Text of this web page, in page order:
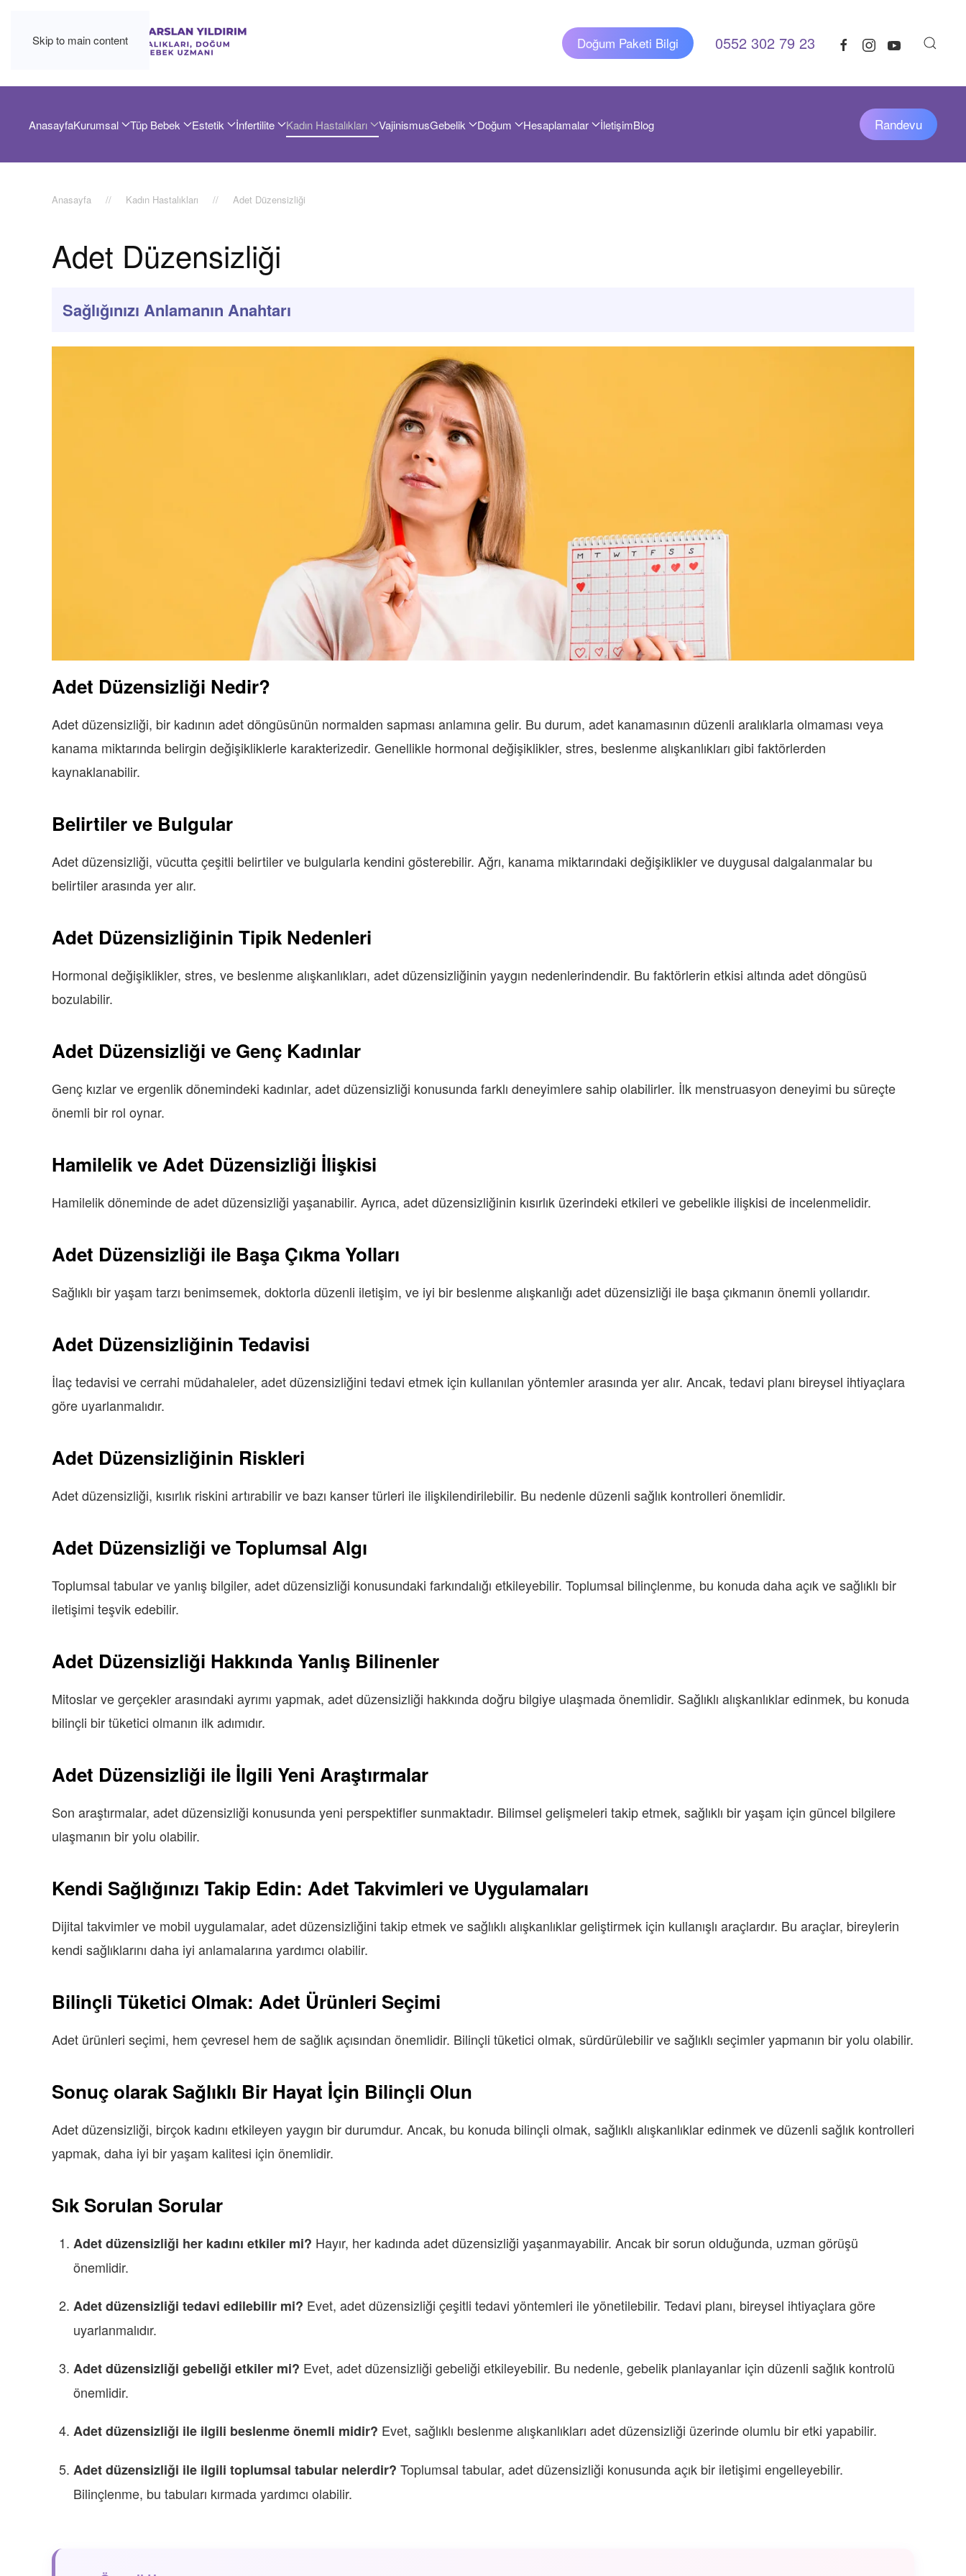
Skip to main content Doğum Paketi Bilgi 0552 302 79 23
AnasayfaKurumsal Tüp Bebek Estetik İnfertilite Kadın Hastalıkları VajinismusGebelik Doğum Hesaplamalar İletişimBlog Randevu
Anasayfa Kadın Hastalıkları Adet Düzensizliği
Adet Düzensizliği
Sağlığınızı Anlamanın Anahtarı
Adet Düzensizliği Nedir?
Adet düzensizliği, bir kadının adet döngüsünün normalden sapması anlamına gelir. Bu durum, adet kanamasının düzenli aralıklarla olmaması veya
kanama miktarında belirgin değişikliklerle karakterizedir. Genellikle hormonal değişiklikler, stres, beslenme alışkanlıkları gibi faktörlerden
kaynaklanabilir.
Belirtiler ve Bulgular
Adet düzensizliği, vücutta çeşitli belirtiler ve bulgularla kendini gösterebilir. Ağrı, kanama miktarındaki değişiklikler ve duygusal dalgalanmalar bu
belirtiler arasında yer alır.
Adet Düzensizliğinin Tipik Nedenleri
Hormonal değişiklikler, stres, ve beslenme alışkanlıkları, adet düzensizliğinin yaygın nedenlerindendir. Bu faktörlerin etkisi altında adet döngüsü
bozulabilir.
Adet Düzensizliği ve Genç Kadınlar
Genç kızlar ve ergenlik dönemindeki kadınlar, adet düzensizliği konusunda farklı deneyimlere sahip olabilirler. İlk menstruasyon deneyimi bu süreçte
önemli bir rol oynar.
Hamilelik ve Adet Düzensizliği İlişkisi
Hamilelik döneminde de adet düzensizliği yaşanabilir. Ayrıca, adet düzensizliğinin kısırlık üzerindeki etkileri ve gebelikle ilişkisi de incelenmelidir.
Adet Düzensizliği ile Başa Çıkma Yolları
Sağlıklı bir yaşam tarzı benimsemek, doktorla düzenli iletişim, ve iyi bir beslenme alışkanlığı adet düzensizliği ile başa çıkmanın önemli yollarıdır.
Adet Düzensizliğinin Tedavisi
İlaç tedavisi ve cerrahi müdahaleler, adet düzensizliğini tedavi etmek için kullanılan yöntemler arasında yer alır. Ancak, tedavi planı bireysel ihtiyaçlara
göre uyarlanmalıdır.
Adet Düzensizliğinin Riskleri
Adet düzensizliği, kısırlık riskini artırabilir ve bazı kanser türleri ile ilişkilendirilebilir. Bu nedenle düzenli sağlık kontrolleri önemlidir.
Adet Düzensizliği ve Toplumsal Algı
Toplumsal tabular ve yanlış bilgiler, adet düzensizliği konusundaki farkındalığı etkileyebilir. Toplumsal bilinçlenme, bu konuda daha açık ve sağlıklı bir
iletişimi teşvik edebilir.
Adet Düzensizliği Hakkında Yanlış Bilinenler
Mitoslar ve gerçekler arasındaki ayrımı yapmak, adet düzensizliği hakkında doğru bilgiye ulaşmada önemlidir. Sağlıklı alışkanlıklar edinmek, bu konuda
bilinçli bir tüketici olmanın ilk adımıdır.
Adet Düzensizliği ile İlgili Yeni Araştırmalar
Son araştırmalar, adet düzensizliği konusunda yeni perspektifler sunmaktadır. Bilimsel gelişmeleri takip etmek, sağlıklı bir yaşam için güncel bilgilere
ulaşmanın bir yolu olabilir.
Kendi Sağlığınızı Takip Edin: Adet Takvimleri ve Uygulamaları
Dijital takvimler ve mobil uygulamalar, adet düzensizliğini takip etmek ve sağlıklı alışkanlıklar geliştirmek için kullanışlı araçlardır. Bu araçlar, bireylerin
kendi sağlıklarını daha iyi anlamalarına yardımcı olabilir.
Bilinçli Tüketici Olmak: Adet Ürünleri Seçimi
Adet ürünleri seçimi, hem çevresel hem de sağlık açısından önemlidir. Bilinçli tüketici olmak, sürdürülebilir ve sağlıklı seçimler yapmanın bir yolu olabilir.
Sonuç olarak Sağlıklı Bir Hayat İçin Bilinçli Olun
Adet düzensizliği, birçok kadını etkileyen yaygın bir durumdur. Ancak, bu konuda bilinçli olmak, sağlıklı alışkanlıklar edinmek ve düzenli sağlık kontrolleri
yapmak, daha iyi bir yaşam kalitesi için önemlidir.
Sık Sorulan Sorular
Adet düzensizliği her kadını etkiler mi? Hayır, her kadında adet düzensizliği yaşanmayabilir. Ancak bir sorun olduğunda, uzman görüşü
önemlidir.
Adet düzensizliği tedavi edilebilir mi? Evet, adet düzensizliği çeşitli tedavi yöntemleri ile yönetilebilir. Tedavi planı, bireysel ihtiyaçlara göre
uyarlanmalıdır.
Adet düzensizliği gebeliği etkiler mi? Evet, adet düzensizliği gebeliği etkileyebilir. Bu nedenle, gebelik planlayanlar için düzenli sağlık kontrolü
önemlidir.
Adet düzensizliği ile ilgili beslenme önemli midir? Evet, sağlıklı beslenme alışkanlıkları adet düzensizliği üzerinde olumlu bir etki yapabilir.
Adet düzensizliği ile ilgili toplumsal tabular nelerdir? Toplumsal tabular, adet düzensizliği konusunda açık bir iletişimi engelleyebilir.
Bilinçlenme, bu tabuları kırmada yardımcı olabilir.